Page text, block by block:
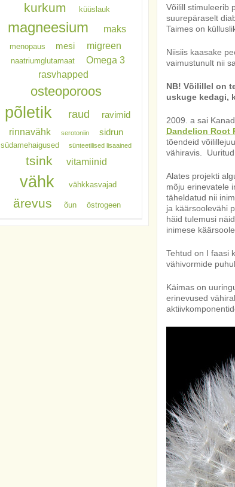
Võilill stimuleerib
suurepäraselt
Taimes on
Niisiis kaasake
vaimustunult nii
NB! Võilillel on
uskuge kedagi,
2009. a sai
Dandelion Root
tõendeid
vähiravis.
Alates projekti
mõju erinevatele
täheldatud nii
ja käärsoolevähi
häid tulemusi
inimese
Tehtud on I faasi
vähivormide
Käimas on
erinevused
kurkum küüslauk
magneesium maks
menopaus mesi migreen
naatriumglutamaat
Omega 3
rasvhapped
osteoporoos
põletik raud ravimid
rinnavähk serotoniin sidrun
südamehaigused sünteetilised lisaained
tsink vitamiinid
vähk vähkkasvajad
ärevus õun östrogeen